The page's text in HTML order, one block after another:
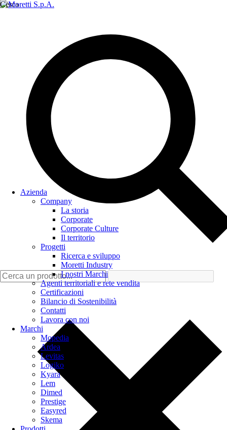
Cerca
Azienda
Company
La storia
Corporate
Corporate Culture
Il territorio
Progetti
Ricerca e sviluppo
Moretti Industry
I nostri Marchi
Agenti territoriali e rete vendita
Certificazioni
Bilancio di Sostenibilità
Contatti
Lavora con noi
Marchi
Mopedia
Ardea
Levitas
Logiko
Kyara
Lem
Dimed
Prestige
Easyred
Skema